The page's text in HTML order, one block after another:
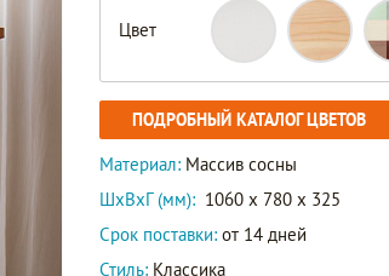
Цвет
ПОДРОБНЫЙ КАТАЛОГ ЦВЕТОВ
Материал: Массив сосны
ШxВxГ (мм): 1060 x 780 x 325
Срок поставки: от 14 дней
Стиль: Классика